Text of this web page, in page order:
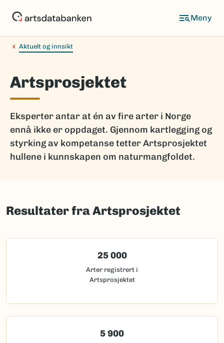
Aktuelt og innsikt
Artsprosjektet
Eksperter antar at én av fire arter i Norge
ennå ikke er oppdaget. Gjennom kartlegging og
styrking av kompetanse tetter Artsprosjektet
hullene i kunnskapen om naturmangfoldet.
Resultater fra Artsprosjektet
25 000
Arter registrert i
Artsprosjektet
5 900